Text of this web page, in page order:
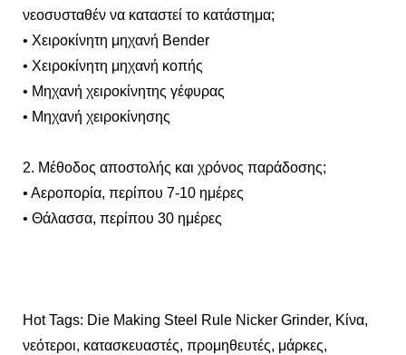
νεοσυσταθέν να καταστεί το κατάστημα;
• Χειροκίνητη μηχανή Bender
• Χειροκίνητη μηχανή κοπής
• Μηχανή χειροκίνητης γέφυρας
• Μηχανή χειροκίνησης
2. Μέθοδος αποστολής και χρόνος παράδοσης;
• Αεροπορία, περίπου 7-10 ημέρες
• Θάλασσα, περίπου 30 ημέρες
Hot Tags: Die Making Steel Rule Nicker Grinder, Κίνα,
νεότεροι, κατασκευαστές, προμηθευτές, μάρκες,